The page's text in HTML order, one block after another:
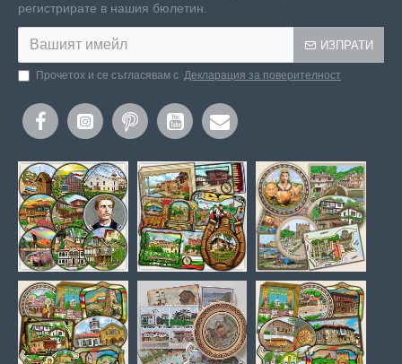
регистрирате в нашия бюлетин.
ИЗПРАТИ
Прочетох и се съгласявам с Декларация за поверителност